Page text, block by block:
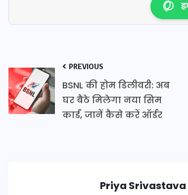
PREVIOUS
BSNL की होम डिलीवरी: अब
घर बैठे मिलेगा नया सिम
कार्ड, जानें कैसे करें ऑर्डर
Priya Srivastava
जिस कमरे में बिना बिजली-
के बीते 4 साल, उसे देख भावुक
हुए बृजभूषण सिंह, कहा-यहीं